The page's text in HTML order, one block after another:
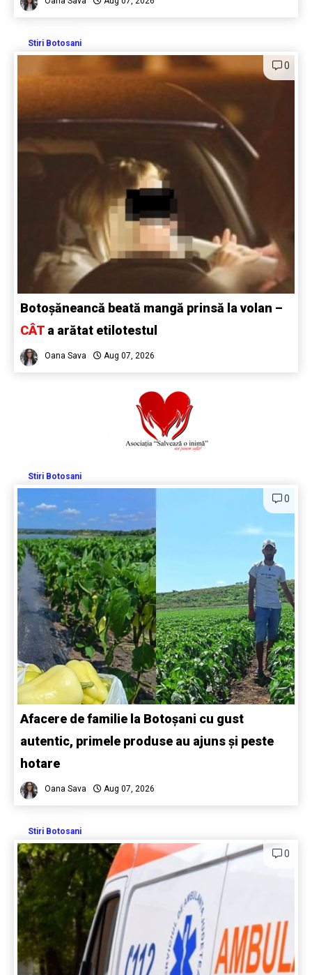
Stiri Botosani
0
Botoșăneancă beată mangă prinsă la volan –
CÂT a arătat etilotestul
Oana Sava Aug 07, 2026
Stiri Botosani
0
Afacere de familie la Botoșani cu gust
autentic, primele produse au ajuns și peste
hotare
Oana Sava Aug 07, 2026
Stiri Botosani
0